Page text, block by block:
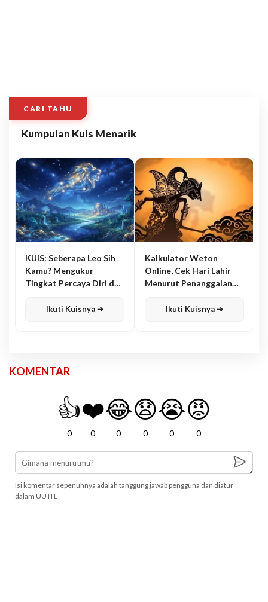
CARI TAHU
Kumpulan Kuis Menarik
KUIS: Seberapa Leo Sih
Kamu? Mengukur
Tingkat Percaya Diri dan
Ikuti Kuisnya ➔
Kalkulator Weton
Online, Cek Hari Lahir
Menurut Penanggalan
Ikuti Kuisnya ➔
KOMENTAR
👍
0
❤️
0
😂
0
😧
0
😭
0
😡
0
Isi komentar sepenuhnya adalah tanggung jawab pengguna dan diatur
dalam UU ITE